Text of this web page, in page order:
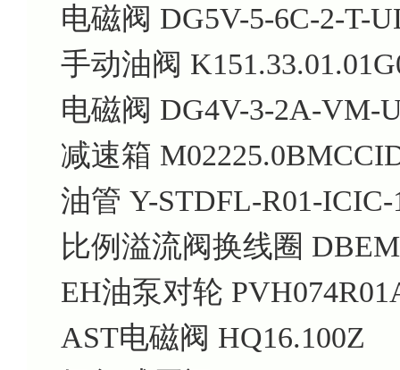
电磁阀 DG5V-5-6C-2-T-
手动油阀
电磁阀 DG4V-3-2A-VM-
减速箱
油管 Y-STDFL-R01-ICIC-
比例溢流阀换线圈
EH油泵对轮
AST电磁阀 HQ16.100Z